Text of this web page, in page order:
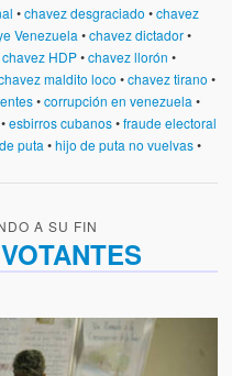
•chavez desgraciado •chavez
Venezuela •chavez dictador•
chavez HDP•chavez llorón •
maldito loco •chavez tirano •
•corrupción en venezuela •
•esbirros cubanos•fraude electoral
puta •hijo de puta no vuelvas•
A SU FIN